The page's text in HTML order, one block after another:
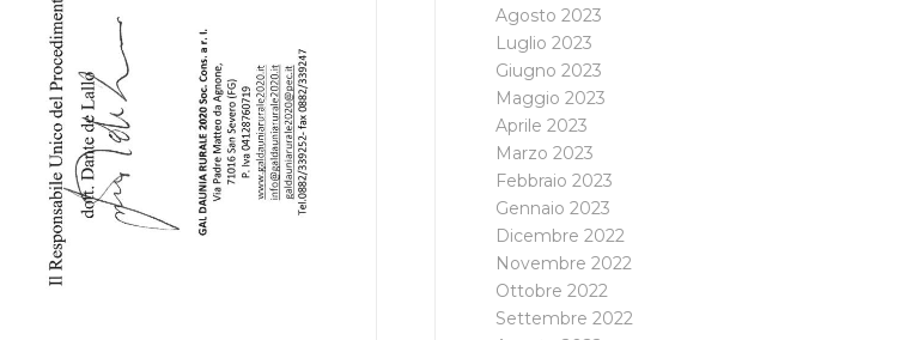
Agosto 2023
Luglio 2023
Giugno 2023
Maggio 2023
Aprile 2023
Marzo 2023
Febbraio 2023
Gennaio 2023
Dicembre 2022
Novembre 2022
Ottobre 2022
Settembre 2022